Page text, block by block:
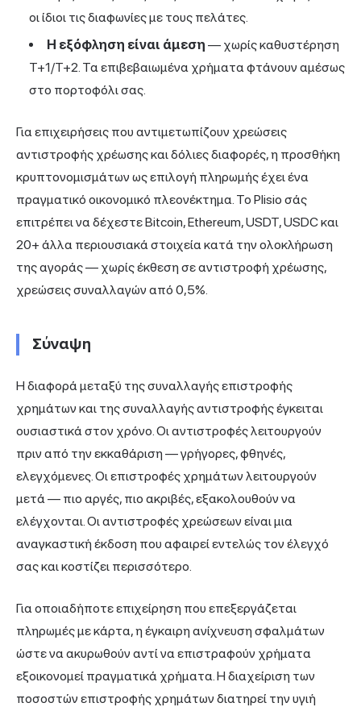
οι ίδιοι τις διαφωνίες με τους πελάτες.
Η εξόφληση είναι άμεση — χωρίς καθυστέρηση
T+1/T+2. Τα επιβεβαιωμένα χρήματα φτάνουν αμέσως
στο πορτοφόλι σας.
Για επιχειρήσεις που αντιμετωπίζουν χρεώσεις
αντιστροφής χρέωσης και δόλιες διαφορές, η προσθήκη
κρυπτονομισμάτων ως επιλογή πληρωμής έχει ένα
πραγματικό οικονομικό πλεονέκτημα. Το Plisio σάς
επιτρέπει να δέχεστε Bitcoin, Ethereum, USDT, USDC και
20+ άλλα περιουσιακά στοιχεία κατά την ολοκλήρωση
της αγοράς — χωρίς έκθεση σε αντιστροφή χρέωσης,
χρεώσεις συναλλαγών από 0,5%.
Σύναψη
Η διαφορά μεταξύ της συναλλαγής επιστροφής
χρημάτων και της συναλλαγής αντιστροφής έγκειται
ουσιαστικά στον χρόνο. Οι αντιστροφές λειτουργούν
πριν από την εκκαθάριση — γρήγορες, φθηνές,
ελεγχόμενες. Οι επιστροφές χρημάτων λειτουργούν
μετά — πιο αργές, πιο ακριβές, εξακολουθούν να
ελέγχονται. Οι αντιστροφές χρεώσεων είναι μια
αναγκαστική έκδοση που αφαιρεί εντελώς τον έλεγχό
σας και κοστίζει περισσότερο.
Για οποιαδήποτε επιχείρηση που επεξεργάζεται
πληρωμές με κάρτα, η έγκαιρη ανίχνευση σφαλμάτων
ώστε να ακυρωθούν αντί να επιστραφούν χρήματα
εξοικονομεί πραγματικά χρήματα. Η διαχείριση των
ποσοστών επιστροφής χρημάτων διατηρεί την υγιή